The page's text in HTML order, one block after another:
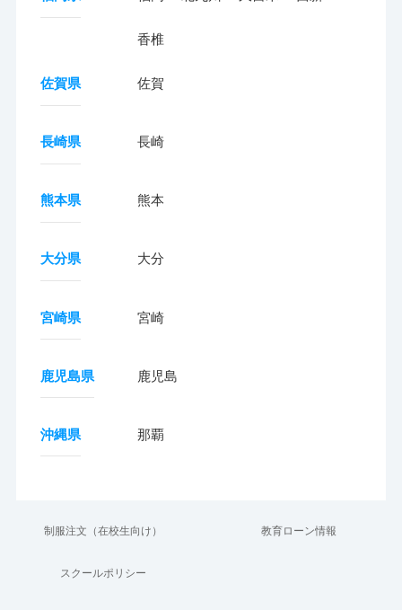
香椎
佐賀県 佐賀
長崎県 長崎
熊本県 熊本
大分県 大分
宮崎県 宮崎
鹿児島県 鹿児島
沖縄県 那覇
制服注文（在校生向け） 教育ローン情報
スクールポリシー